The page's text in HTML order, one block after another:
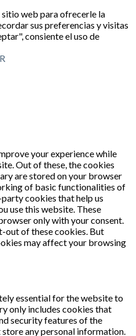
web para ofrecerle la
sus preferencias y visitas
consiente el uso de
your experience while
Out of these, the cookies
are stored on your browser
of basic functionalities of
cookies that help us
use this website. These
only with your consent.
out of these cookies. But
may affect your browsing
essential for the website to
only includes cookies that
security features of the
any personal information.